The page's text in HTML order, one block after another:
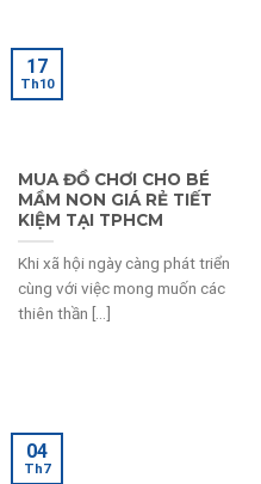
MUA ĐỒ CHƠI CHO BÉ
MẦM NON GIÁ RẺ TIẾT
KIỆM TẠI TPHCM
Khi xã hội ngày càng phát triển
cùng với việc mong muốn các
thiên thần [...]
17
Th10
04
Th7